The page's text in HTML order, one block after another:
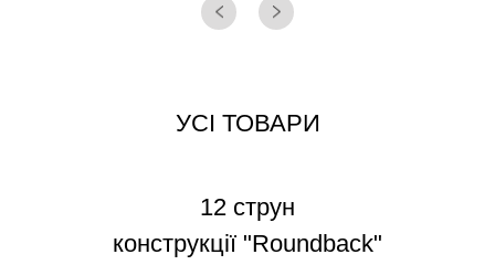
УСІ ТОВАРИ
12 струн
конструкції "Roundback"